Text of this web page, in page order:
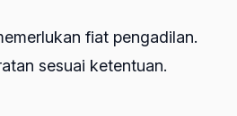
fiat pengadilan.
sesuai ketentuan.